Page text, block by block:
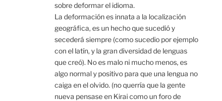
sobre deformar el idioma.
La deformación es innata a la localización
geográfica, es un hecho que sucedió y
secederá siempre (como sucedio por ejemplo
con el latín, y la gran diversidad de lenguas
que creó). No es malo ni mucho menos, es
algo normal y positivo para que una lengua no
caiga en el olvido. (no querría que la gente
nueva pensase en Kirai como un foro de